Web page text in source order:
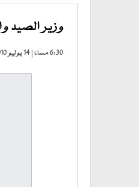
وزير الصيد
6:30 مساءً | 14 يوليو 2010